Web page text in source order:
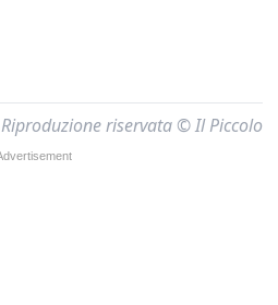
Riproduzione riservata © Il Piccolo